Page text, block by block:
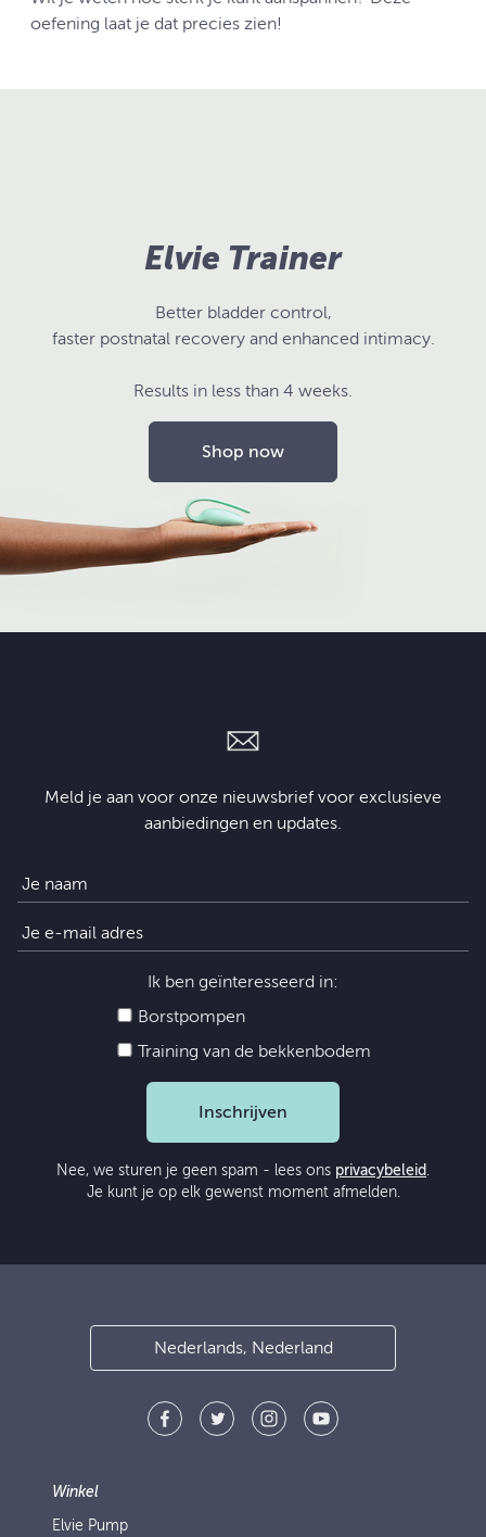
oefening laat je dat precies zien!
Elvie Trainer
Better bladder control,
faster postnatal recovery and enhanced intimacy.
Results in less than 4 weeks.
Shop now
Meld je aan voor onze nieuwsbrief voor exclusieve
aanbiedingen en updates.
Ik ben geïnteresseerd in:
Borstpompen
Training van de bekkenbodem
Inschrijven
Nee, we sturen je geen spam - lees ons privacybeleid .
Je kunt je op elk gewenst moment afmelden.
Nederlands, Nederland
Winkel
Elvie Pump